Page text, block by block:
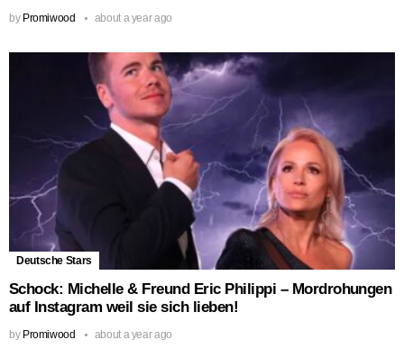
by Promiwood about a year ago
Deutsche Stars
Schock: Michelle & Freund Eric Philippi – Mordrohungen
auf Instagram weil sie sich lieben!
by Promiwood about a year ago